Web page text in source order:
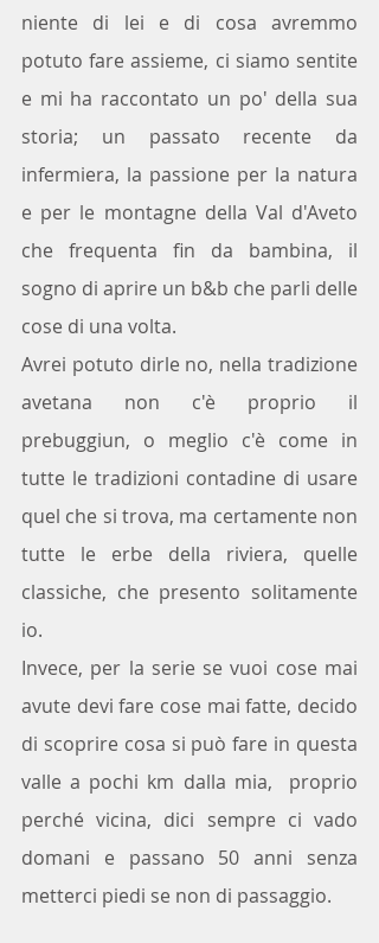
niente di lei e di cosa avremmo
potuto fare assieme, ci siamo sentite
e mi ha raccontato un po' della sua
storia; un passato recente da
infermiera, la passione per la natura
e per le montagne della Val d'Aveto
che frequenta fin da bambina, il
sogno di aprire un b&b che parli delle
cose di una volta.
Avrei potuto dirle no, nella tradizione
avetana non c'è proprio il
prebuggiun, o meglio c'è come in
tutte le tradizioni contadine di usare
quel che si trova, ma certamente non
tutte le erbe della riviera, quelle
classiche, che presento solitamente
io.
Invece, per la serie se vuoi cose mai
avute devi fare cose mai fatte, decido
di scoprire cosa si può fare in questa
valle a pochi km dalla mia,  proprio
perché vicina, dici sempre ci vado
domani e passano 50 anni senza
metterci piedi se non di passaggio.